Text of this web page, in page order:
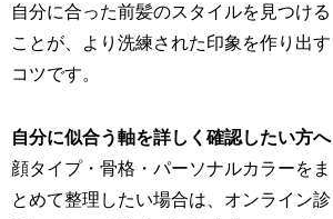
自分に合った前髪のスタイルを見つける
ことが、より洗練された印象を作り出す
コツです。
自分に似合う軸を詳しく確認したい方へ
顔タイプ・骨格・パーソナルカラーをま
とめて整理したい場合は、オンライン診